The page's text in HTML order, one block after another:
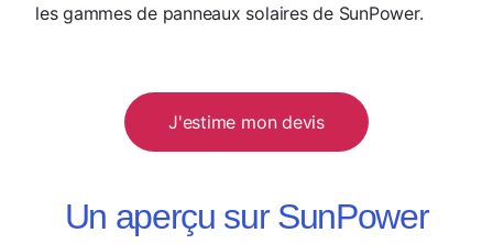
les gammes de panneaux solaires de SunPower.
J'estime mon devis
Un aperçu sur SunPower